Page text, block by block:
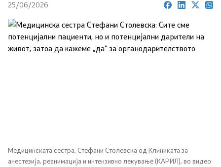
Јавни набавки
Огласи
Проекти
Организација и систематизација
25/06/2026
Медицинската сестра, Стефани Столевска од Клиниката за
анестезија, реанимација и интензивно лекување (КАРИЛ), во видео